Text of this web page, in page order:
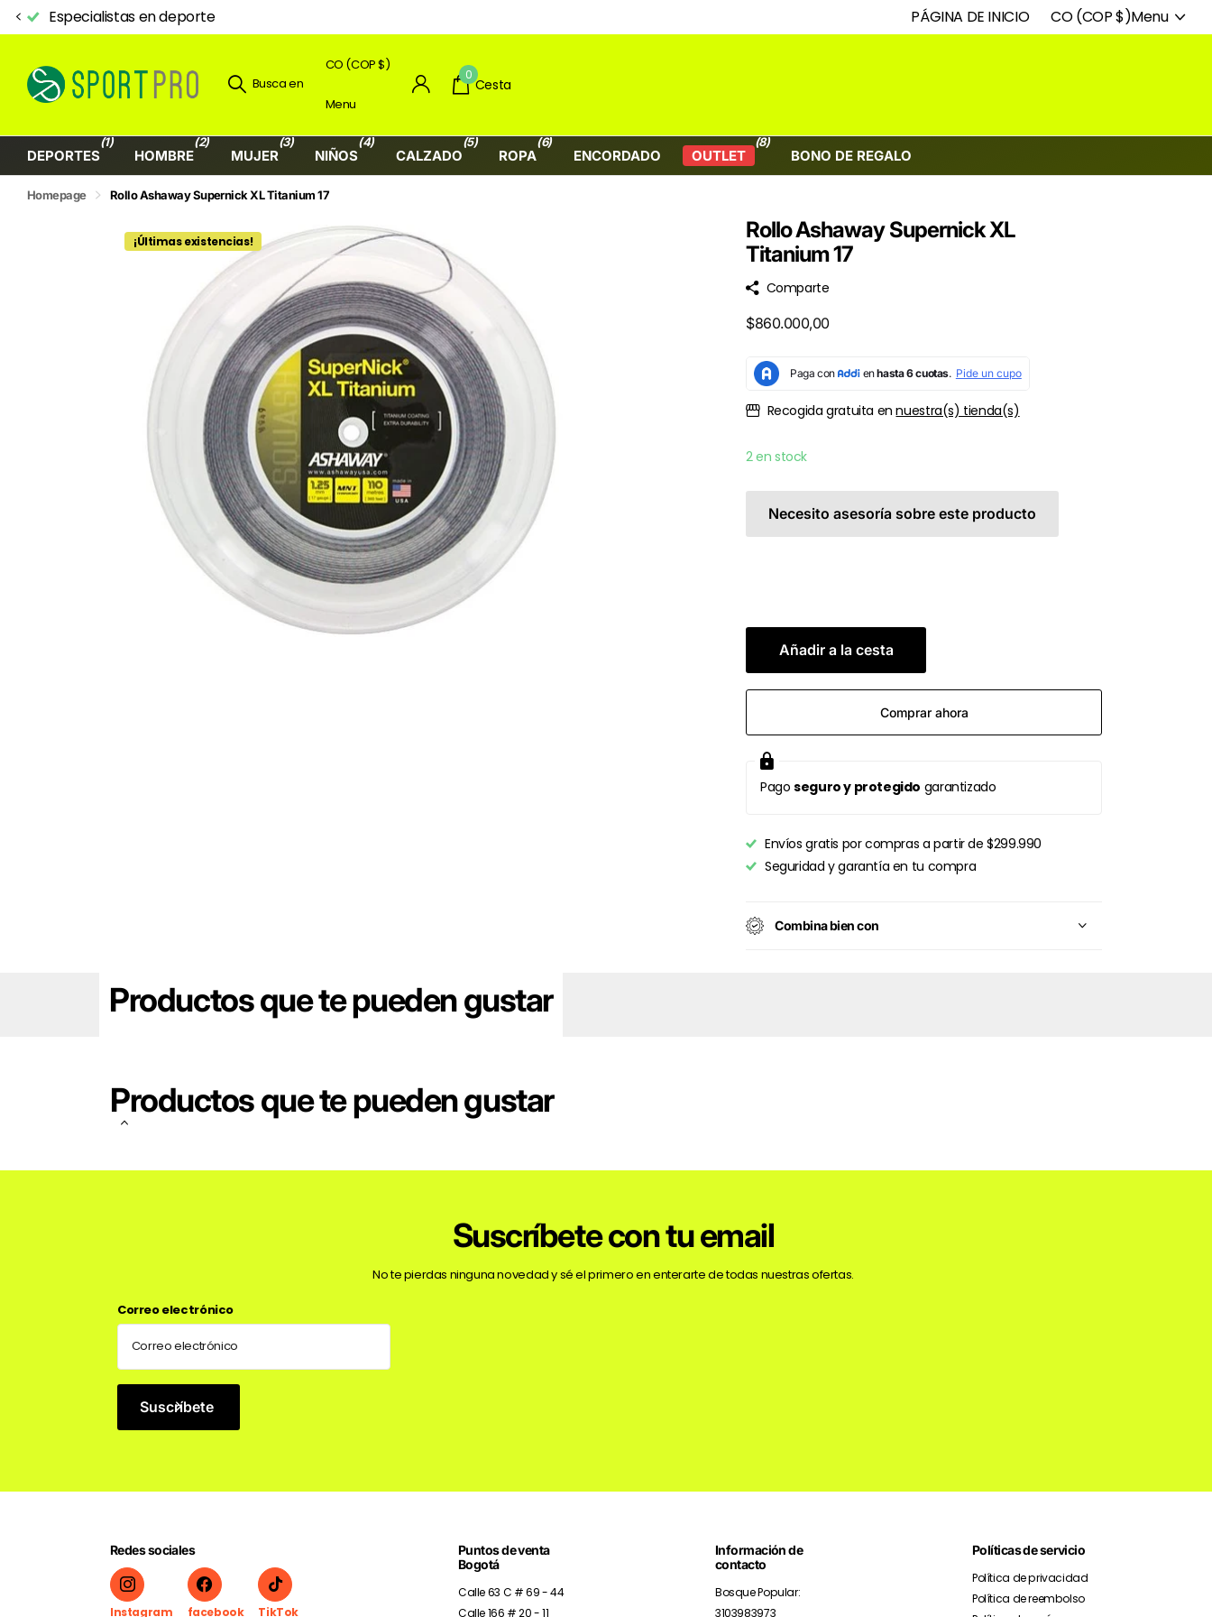
Aquí inicia tu NIVEL PRO PÁGINA DE INICIO CO (COP $)Menu
Busca en
CO (COP $)
Menu
0
Cesta
DEPORTES
(1)
HOMBRE
(2)
MUJER
(3)
NIÑOS
(4)
CALZADO
(5)
ROPA
(6)
ENCORDADO OUTLET
(8)
BONO DE REGALO
Homepage Rollo Ashaway Supernick XL Titanium 17
¡Últimas existencias!
Rollo Ashaway Supernick XL
Titanium 17
Comparte
$860.000,00
Recogida gratuita ennuestra(s) tienda(s)
2 en stock
Necesito asesoría sobre este producto
Añadir a la cesta
Comprar ahora
Pagoseguro y protegido garantizado
Envíos gratis por compras a partir de $299.990
Seguridad y garantía en tu compra
Combina bien con
Productos que te pueden gustar
Productos que te pueden gustar
Suscríbete con tu email
No te pierdas ninguna novedad y sé el primero en enterarte de todas nuestras ofertas.
Correo electrónico
Suscríbete
Redes sociales
Instagram facebook TikTok
Puntos de venta
Bogotá
Calle 63 C # 69 - 44
Calle 166 # 20 - 11
Información de
contacto
Bosque Popular:
3103983973
Políticas de servicio
Política de privacidad
Política de reembolso